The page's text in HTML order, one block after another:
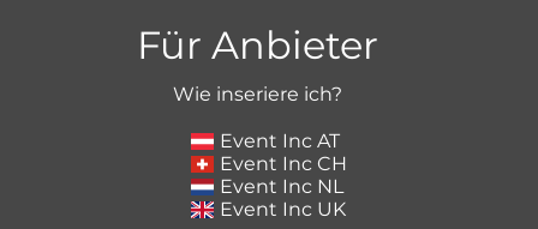
Für Anbieter
Wie inseriere ich?
Event Inc AT
Event Inc CH
Event Inc NL
Event Inc UK